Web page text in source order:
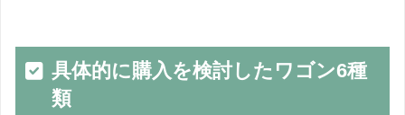
具体的に購入を検討したワゴン6種
類